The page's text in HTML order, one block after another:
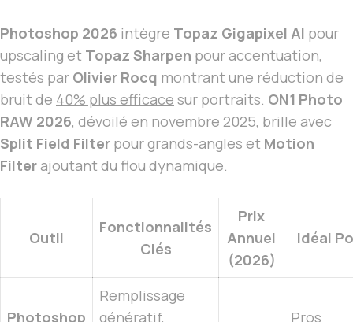
Photoshop 2026 intègre Topaz Gigapixel AI pour
upscaling et Topaz Sharpen pour accentuation,
testés par Olivier Rocq montrant une réduction de
bruit de 40% plus efficace sur portraits. ON1 Photo
RAW 2026, dévoilé en novembre 2025, brille avec
Split Field Filter pour grands-angles et Motion
Filterajoutant du flou dynamique.
Outil
Fonctionnalités
Clés
Prix
Annuel
(2026)
Idéal
Photoshop
Remplissage
génératif,
Pros